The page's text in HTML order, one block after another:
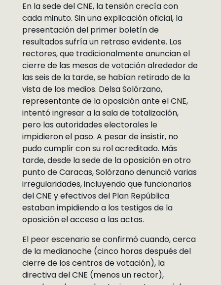
En la sede del CNE, la tensión crecía con
cada minuto. Sin una explicación oficial, la
presentación del primer boletín de
resultados sufría un retraso evidente. Los
rectores, que tradicionalmente anuncian el
cierre de las mesas de votación alrededor de
las seis de la tarde, se habían retirado de la
vista de los medios. Delsa Solórzano,
representante de la oposición ante el CNE,
intentó ingresar a la sala de totalización,
pero las autoridades electorales le
impidieron el paso. A pesar de insistir, no
pudo cumplir con su rol acreditado. Más
tarde, desde la sede de la oposición en otro
punto de Caracas, Solórzano denunció varias
irregularidades, incluyendo que funcionarios
del CNE y efectivos del Plan República
estaban impidiendo a los testigos de la
oposición el acceso a las actas.
El peor escenario se confirmó cuando, cerca
de la medianoche (cinco horas después del
cierre de los centros de votación), la
directiva del CNE (menos un rector),